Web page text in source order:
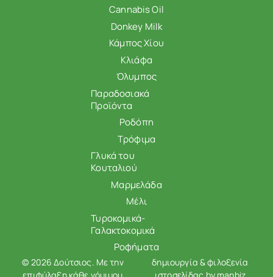
Cannabis Oil
Donkey Milk
Κάμπος Χίου
Κλιάφα
Όλυμπος
Παραδοσιακά
Προϊόντα
Ροδόπη
Τρόφιμα
Γλυκά του
Κουταλιού
Μαρμελάδα
Μέλι
Τυροκομικά-
Γαλακτοκομικά
Ροφήματα
© 2026 Δούτσιος. Με την
δημιουργία & φιλοξενία